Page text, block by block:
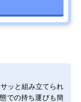
ッと組み立てられ
での持ち運びも簡